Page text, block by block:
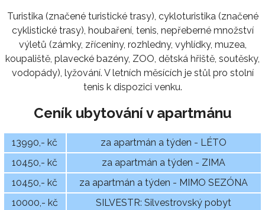
Turistika (značené turistické trasy), cykloturistika (značené
cyklistické trasy), houbaření, tenis, nepřeberné množství
výletů (zámky, zříceniny, rozhledny, vyhlídky, muzea,
koupaliště, plavecké bazény, ZOO, dětská hřiště, soutěsky,
vodopády), lyžování. V letních měsících je stůl pro stolní
tenis k dispozici venku.
Ceník ubytování v apartmánu
13990,- kč
za apartmán a týden - LÉTO
10450,- kč
za apartmán a týden - ZIMA
10450,- kč
za apartmán a týden - MIMO SEZÓNA
10000,- kč
SILVESTR: Silvestrovský pobyt